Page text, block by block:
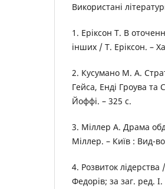
Використані
1. Еріксон Т. В
інших / Т. Еріксон. –
2. Кусумано М. А.
Гейса, Енді Гроува
Йоффі. – 325 с.
3. Міллер А. Драма
Міллер. – Київ : Вид-
4. Розвиток лідерства
Федорів; за заг. ред.